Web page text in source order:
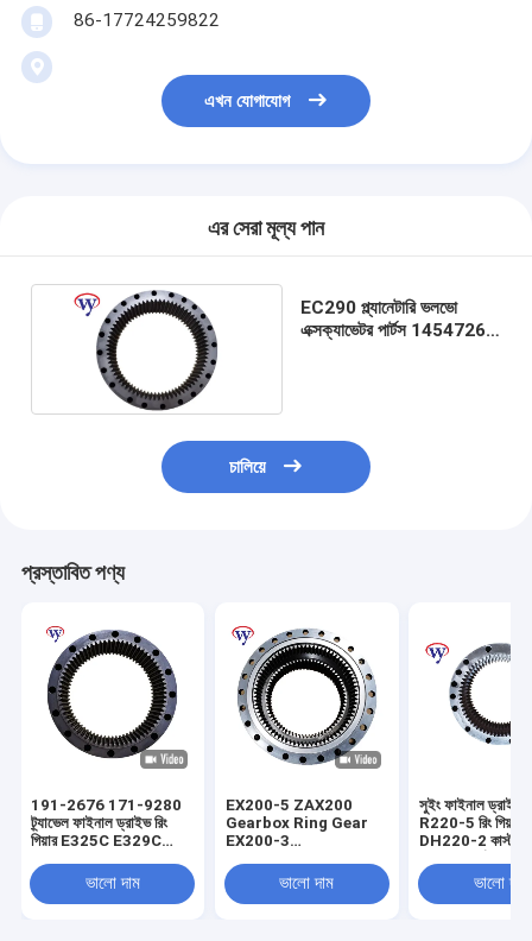
86-17724259822
এখন যোগাযোগ
এর সেরা মূল্য পান
EC290 প্ল্যানেটারি ভলভো
এক্সক্যাভেটর পার্টস 14547266
চালিয়ে
প্রস্তাবিত পণ্য
191-2676 171-9280
ট্র্যাভেল ফাইনাল ড্রাইভ রিং
গিয়ার E325C E329C
ভালো দাম
EX200-5 ZAX200
Gearbox Ring Gear
EX200-3
1020184 1018789
1025787
ভালো দাম
সুইং ফাইনাল
R220-5 রিং গিয়ার
DH220-2 কাস্টম
ভালো দাম